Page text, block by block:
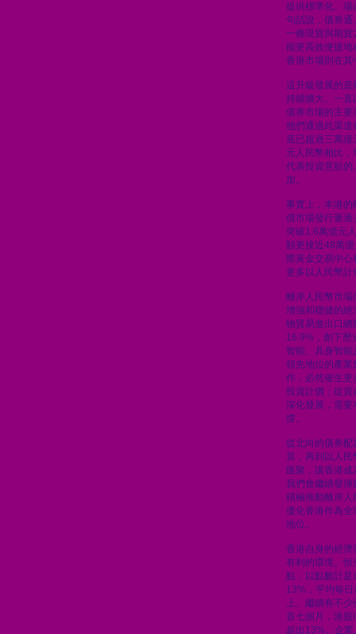
提供標準化、場
句話說，債券通
一條現貨與期貨
能更高效便捷地
香港市場則在其
這升級發展的
持續擴大。一直
債券市場的主要
他們通過此渠
底已超過三萬
元人民幣相比
代表投資意欲的
加。
事實上，本港的
債市場發行量過
突破1.6萬億元
額更接近48萬
際黃金交易中
更多以人民幣計
離岸人民幣市場
增強和穩健的經
物貿易進出口
16.9%，創下歷
智能、具身智
領先地位的產業
作，必然催生更
投資計價；從資
深化發展，需要
撐。
從北向的債券配
算，再到以人民
匯聚，讓香港
我們會繼續發揮
積極推動離岸人
優化香港作為全
地位。
香港自身的經濟
有利的環境。
點，以點數計
13%，平均每
上。繼續有不
首七個月，港股
超出13%。企